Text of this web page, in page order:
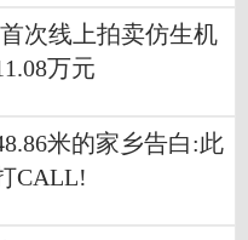
次线上拍卖仿生机
万元
米的家乡告白:此
CALL!